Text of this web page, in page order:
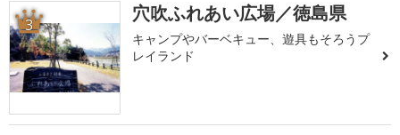
3 穴吹ふれあい広場／徳島県
キャンプやバーベキュー、遊具もそろうプ
レイランド